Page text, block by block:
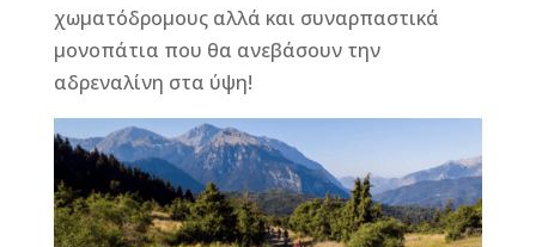
χωματόδρομους αλλά και συναρπαστικά
μονοπάτια που θα ανεβάσουν την
αδρεναλίνη στα ύψη!